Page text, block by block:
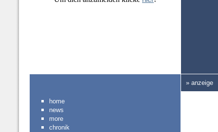
home
news
more
chronik
» anzeige